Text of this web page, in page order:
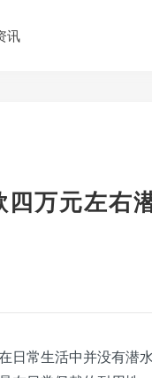
讯
万元左右
日常生活中并没有潜